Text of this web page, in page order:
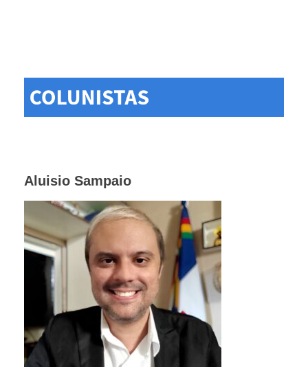
Aluisio Sampaio